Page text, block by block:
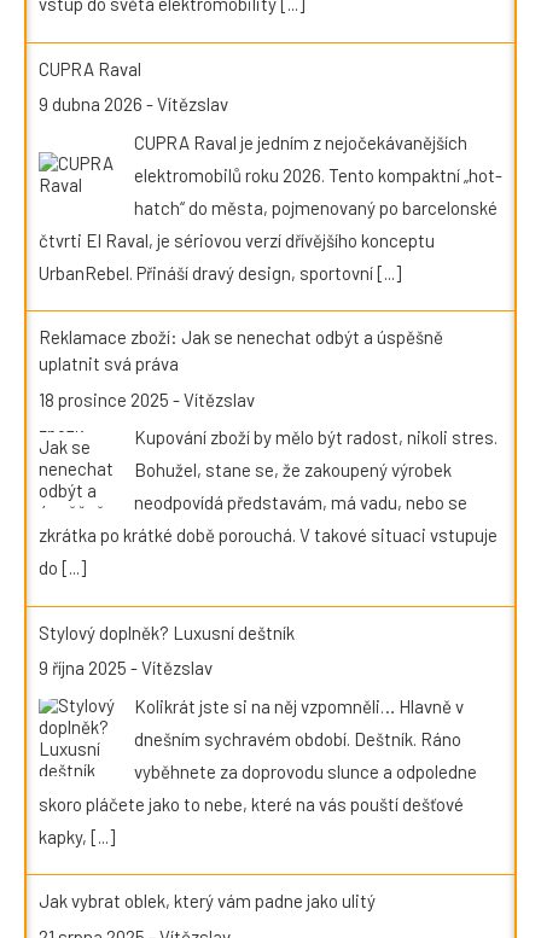
CUPRA Raval
9 dubna 2026 -Vítězslav
CUPRA Raval je jedním z nejočekávanějších
elektromobilů roku 2026. Tento kompaktní „hot-
hatch“ do města, pojmenovaný po barcelonské
čtvrti El Raval, je sériovou verzí dřívějšího konceptu
UrbanRebel. Přináší dravý design, sportovní[...]
Reklamace zboží: Jak se nenechat odbýt a úspěšně
uplatnit svá práva
18 prosince 2025 -Vítězslav
Kupování zboží by mělo být radost, nikoli stres.
Bohužel, stane se, že zakoupený výrobek
neodpovídá představám, má vadu, nebo se
zkrátka po krátké době porouchá. V takové situaci vstupuje
do [...]
Stylový doplněk? Luxusní deštník
9 října 2025 -Vítězslav
Kolikrát jste si na něj vzpomněli… Hlavně v
dnešním sychravém období. Deštník. Ráno
vyběhnete za doprovodu slunce a odpoledne
skoro pláčete jako to nebe, které na vás pouští dešťové
kapky, [...]
Jak vybrat oblek, který vám padne jako ulitý